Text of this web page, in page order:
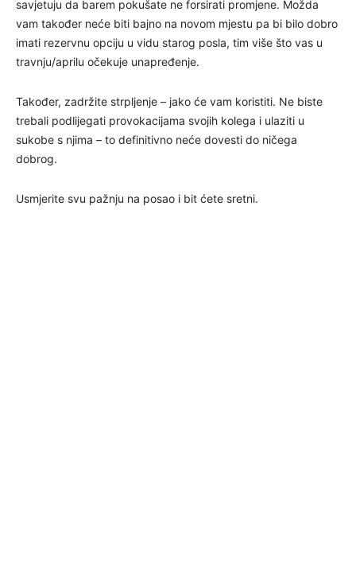
savjetuju da barem pokušate ne forsirati promjene. Možda
vam također neće biti bajno na novom mjestu pa bi bilo dobro
imati rezervnu opciju u vidu starog posla, tim više što vas u
travnju/aprilu očekuje unapređenje.
Također, zadržite strpljenje – jako će vam koristiti. Ne biste
trebali podlijegati provokacijama svojih kolega i ulaziti u
sukobe s njima – to definitivno neće dovesti do ničega
dobrog.
Usmjerite svu pažnju na posao i bit ćete sretni.